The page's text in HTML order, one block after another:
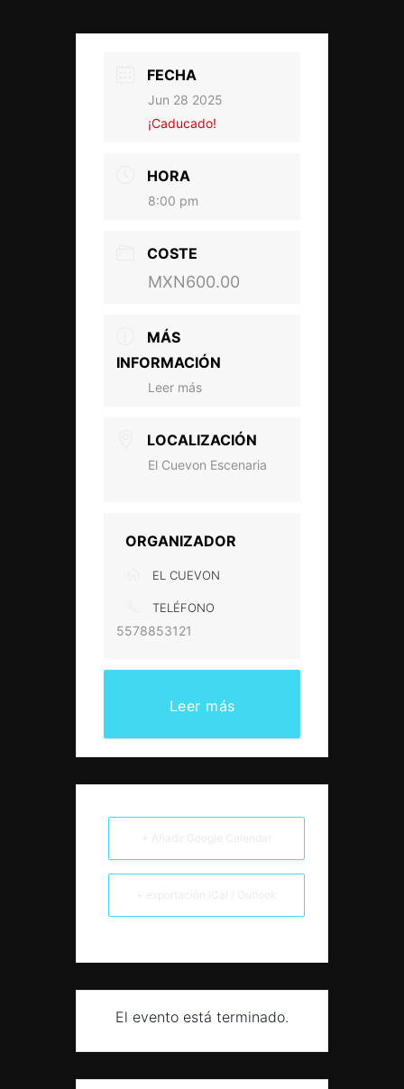
FECHA
Jun 28 2025
¡Caducado!
HORA
8:00 pm
COSTE
MXN600.00
MÁS
INFORMACIÓN
Leer más
LOCALIZACIÓN
El Cuevon Escenaria
ORGANIZADOR
EL CUEVON
TELÉFONO
5578853121
Leer más
El evento está terminado.